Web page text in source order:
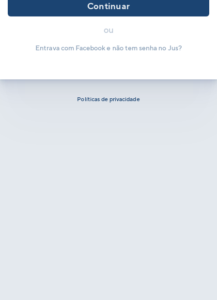
Continuar
ou
Entrava com Facebook e não tem senha no Jus?
Políticas de privacidade